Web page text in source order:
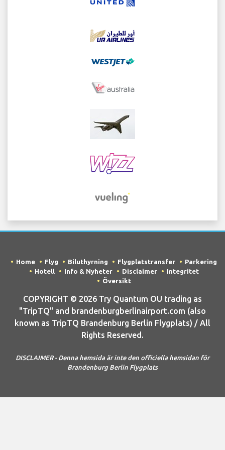
Home Flyg Biluthyrning Flygplatstransfer
Parkering
Hotell
Info & Nyheter Disclaimer
Integritet
Översikt
COPYRIGHT © 2026 Try Quantum OU trading as
"TripTQ" and brandenburgberlinairport.com (also
known as TripTQ Brandenburg Berlin Flygplats) / All
Rights Reserved.
DISCLAIMER - Denna hemsida är inte den officiella hemsidan för
Brandenburg Berlin Flygplats